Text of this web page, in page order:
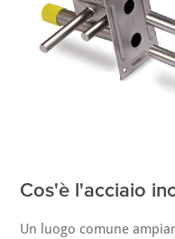
Cos'è l'acciaio
Un luogo comune